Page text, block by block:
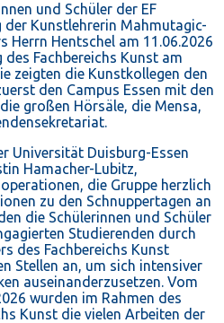
und Schüler der EF
der Kunstlehrerin Mahmutagic-
Herrn Hentschel am 11.06.2026
Fachbereichs Kunst am
zeigten die Kunstkollegen den
den Campus Essen mit den
großen Hörsäle, die Mensa,
Universität Duisburg-Essen
Hamacher-Lubitz,
die Gruppe herzlich
zu den Schnuppertagen an
die Schülerinnen und Schüler
Studierenden durch
des Fachbereichs Kunst
Stellen an, um sich intensiver
auseinanderzusetzen. Vom
wurden im Rahmen des
Kunst die vielen Arbeiten der